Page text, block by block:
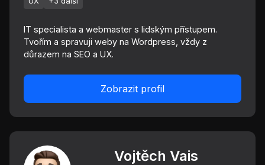
IT specialista a webmaster s lidským přístupem.
Tvořím a spravuji weby na Wordpress, vždy z
důrazem na SEO a UX.
Zobrazit profil
Vojtěch Vais